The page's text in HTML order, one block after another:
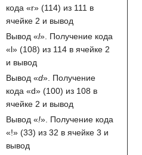
кода «r» (114) из 111 в
ячейке 2 и вывод
Вывод «l». Получение кода
«l» (108) из 114 в ячейке 2
и вывод
Вывод «d». Получение
кода «d» (100) из 108 в
ячейке 2 и вывод
Вывод «!». Получение кода
«!» (33) из 32 в ячейке 3 и
вывод